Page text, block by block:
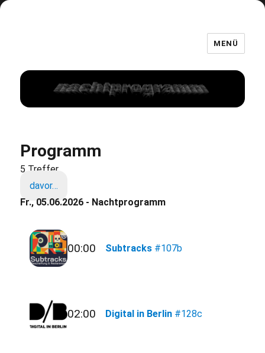
MENÜ
Programm
5 Treffer
davor…
Fr., 05.06.2026 - Nachtprogramm
00:00 Subtracks #107b
02:00 Digital in Berlin #128c